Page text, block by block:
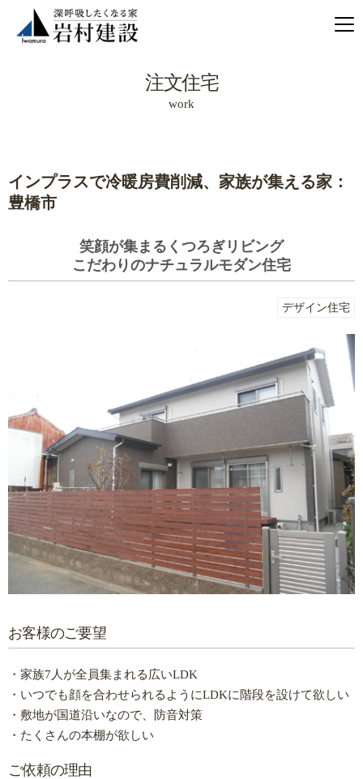
注文住宅
work
インプラスで冷暖房費削減、家族が集える家：
豊橋市
笑顔が集まるくつろぎリビング
こだわりのナチュラルモダン住宅
デザイン住宅
お客様のご要望
・家族7人が全員集まれる広いLDK
・いつでも顔を合わせられるようにLDKに階段を設けて欲しい
・敷地が国道沿いなので、防音対策
・たくさんの本棚が欲しい
ご依頼の理由